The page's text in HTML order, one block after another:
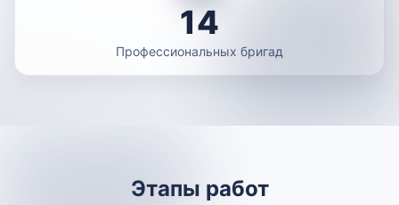
14
Профессиональных бригад
Этапы работ